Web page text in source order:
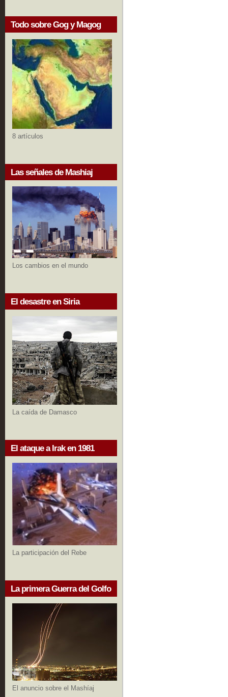
Todo sobre Gog y Magog
8 artículos
Las señales de Mashiaj
Los cambios en el mundo
El desastre en Siria
La caída de Damasco
El ataque a Irak en 1981
La participación del Rebe
La primera Guerra del Golfo
El anuncio sobre el Mashíaj